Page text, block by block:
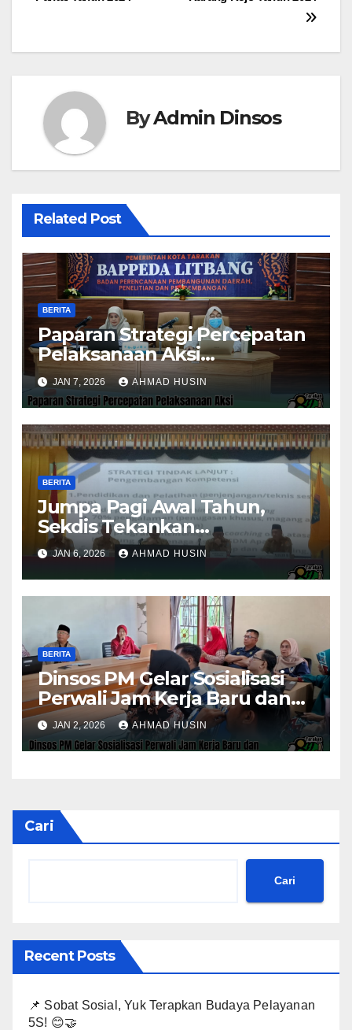
ByAdmin Dinsos
Related Post
BERITA
Paparan Strategi Percepatan
Pelaksanaan Aksi
Konvergensi Penurunan
Stunting 2025
JAN 7, 2026 AHMAD HUSIN
BERITA
Jumpa Pagi Awal Tahun,
Sekdis Tekankan
Pengawasan Aset dan
Evaluasi Kinerja
Pemerintahan
JAN 6, 2026 AHMAD HUSIN
BERITA
Dinsos PM Gelar Sosialisasi
Perwali Jam Kerja Baru dan
Kinerja Tahun 2026
JAN 2, 2026 AHMAD HUSIN
Cari
Cari
Recent Posts
📌 Sobat Sosial, Yuk Terapkan Budaya Pelayanan
5S! 😊🤝